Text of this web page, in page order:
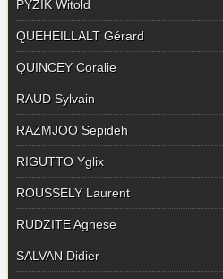
PYZIK Witold
QUEHEILLALT Gérard
QUINCEY Coralie
RAUD Sylvain
RAZMJOO Sepideh
RIGUTTO Yglix
ROUSSELY Laurent
RUDZITE Agnese
SALVAN Didier